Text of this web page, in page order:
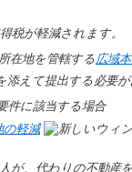
税が軽減されます。
在地を管轄する広域
添えて提出する必要
件に該当する場合
の軽減
が、代わりの不動産